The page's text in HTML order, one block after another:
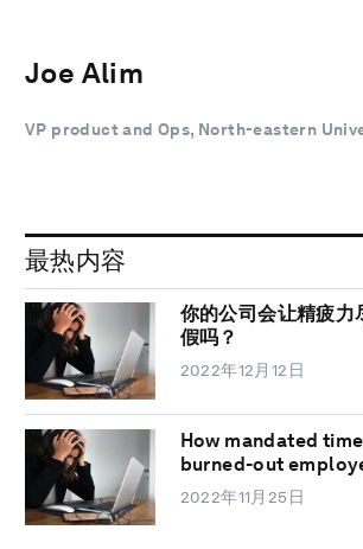
Joe Alim
VP product and Ops, North-eastern
最热内容
你的公司会让精疲力
假吗？
2022年12月12日
How mandated
burned-out
2022年11月25日